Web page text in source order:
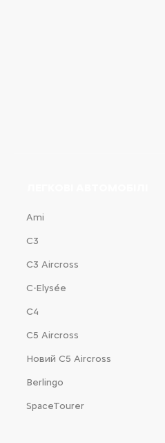
Ami
С3
С3 Aircross
C-Elysée
С4
С5 Aircross
Новий С5 Aircross
Berlingo
SpaceTourer